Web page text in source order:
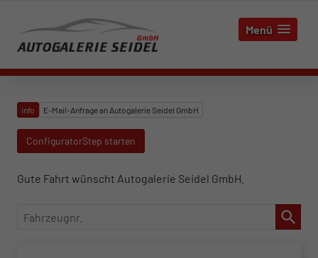
Menü
info E-Mail-Anfrage an Autogalerie Seidel GmbH
ConfiguratorStep starten
Gute Fahrt wünscht Autogalerie Seidel GmbH.
Fahrzeugnr.